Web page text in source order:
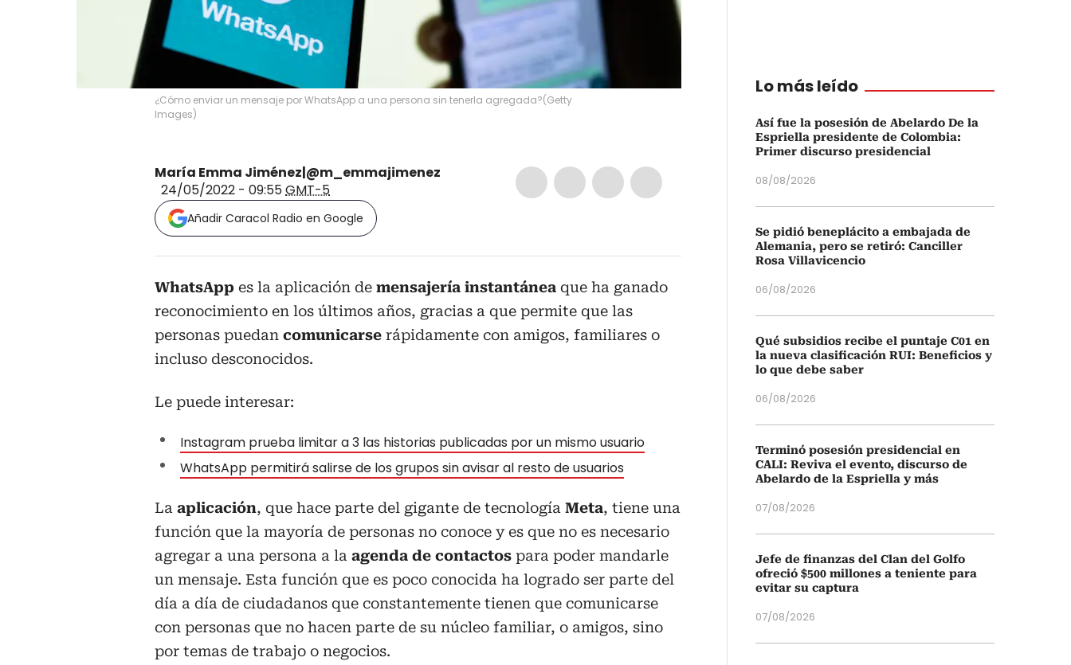
¿Cómo enviar un mensaje por WhatsApp a una persona sin tenerla agregada?(Getty
Images)
María Emma Jiménez|@m_emmajimenez
24/05/2022 - 09:55GMT-5
Añadir Caracol Radio en Google
WhatsApp es la aplicación de mensajería instantánea que ha ganado
reconocimiento en los últimos años, gracias a que permite que las
personas puedan comunicarse rápidamente con amigos, familiares o
incluso desconocidos.
Le puede interesar:
Instagram prueba limitar a 3 las historias publicadas por un mismo usuario
WhatsApp permitirá salirse de los grupos sin avisar al resto de usuarios
La aplicación, que hace parte del gigante de tecnología Meta, tiene una
función que la mayoría de personas no conoce y es que no es necesario
agregar a una persona a la agenda de contactos para poder mandarle
un mensaje. Esta función que es poco conocida ha logrado ser parte del
día a día de ciudadanos que constantemente tienen que comunicarse
con personas que no hacen parte de su núcleo familiar, o amigos, sino
por temas de trabajo o negocios.
Lo más leído
Así fue la posesión de Abelardo De la
Espriella presidente de Colombia:
Primer discurso presidencial
08/08/2026
Se pidió beneplácito a embajada de
Alemania, pero se retiró: Canciller
Rosa Villavicencio
06/08/2026
Qué subsidios recibe el puntaje C01 en
la nueva clasificación RUI: Beneficios y
lo que debe saber
06/08/2026
Terminó posesión presidencial en
CALI: Reviva el evento, discurso de
Abelardo de la Espriella y más
07/08/2026
Jefe de finanzas del Clan del Golfo
ofreció $500 millones a teniente para
evitar su captura
07/08/2026